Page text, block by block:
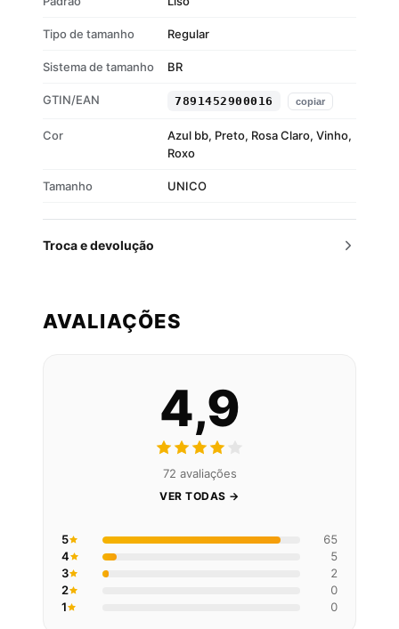
Tipo de tamanho Regular
Sistema de tamanho BR
GTIN/EAN 7891452900016 copiar
Cor
Azul bb, Preto, Rosa Claro, Vinho,
Roxo
Tamanho UNICO
Troca e devolução
AVALIAÇÕES
4,9
72 avaliações
VER TODAS →
5
65
4
5
3
2
2
0
1
0